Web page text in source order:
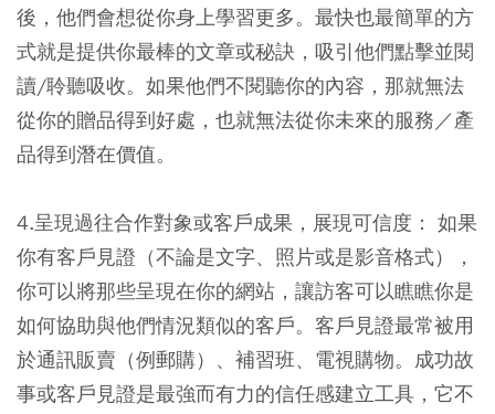
後，他們會想從你身上學習更多。最快也最簡單的方
式就是提供你最棒的文章或秘訣，吸引他們點擊並閱
讀/聆聽吸收。如果他們不閱聽你的內容，那就無法
從你的贈品得到好處，也就無法從你未來的服務／產
品得到潛在價值。
4.呈現過往合作對象或客戶成果，展現可信度： 如果
你有客戶見證（不論是文字、照片或是影音格式），
你可以將那些呈現在你的網站，讓訪客可以瞧瞧你是
如何協助與他們情況類似的客戶。客戶見證最常被用
於通訊販賣（例郵購）、補習班、電視購物。成功故
事或客戶見證是最強而有力的信任感建立工具，它不